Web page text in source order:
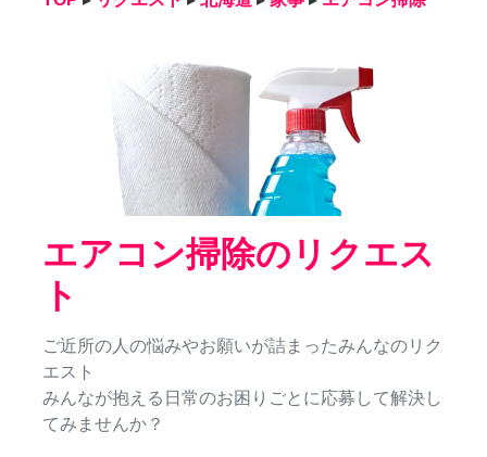
エアコン掃除のリクエス
ト
ご近所の人の悩みやお願いが詰まったみんなのリク
エスト
みんなが抱える日常のお困りごとに応募して解決し
てみませんか？